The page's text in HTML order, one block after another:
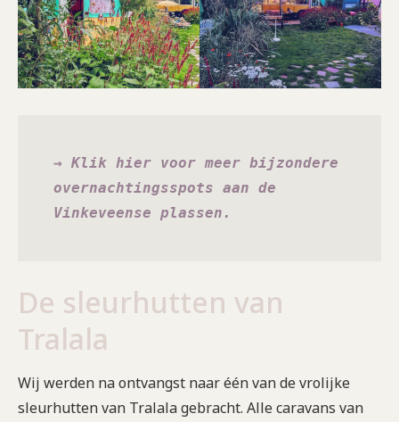
→ Klik hier voor meer bijzondere
overnachtingsspots aan de
Vinkeveense plassen.
De sleurhutten van
Tralala
Wij werden na ontvangst naar één van de vrolijke
sleurhutten van Tralala gebracht. Alle caravans van